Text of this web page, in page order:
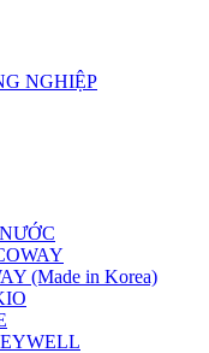
NGHIỆP
(Made in Korea)